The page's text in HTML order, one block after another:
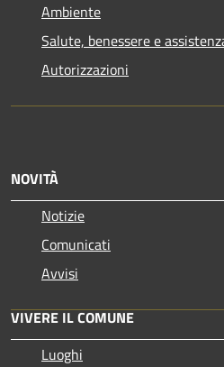
Ambiente
Salute, benessere e
Autorizzazioni
NOVITÀ
Notizie
Comunicati
Avvisi
VIVERE IL COMUNE
Luoghi